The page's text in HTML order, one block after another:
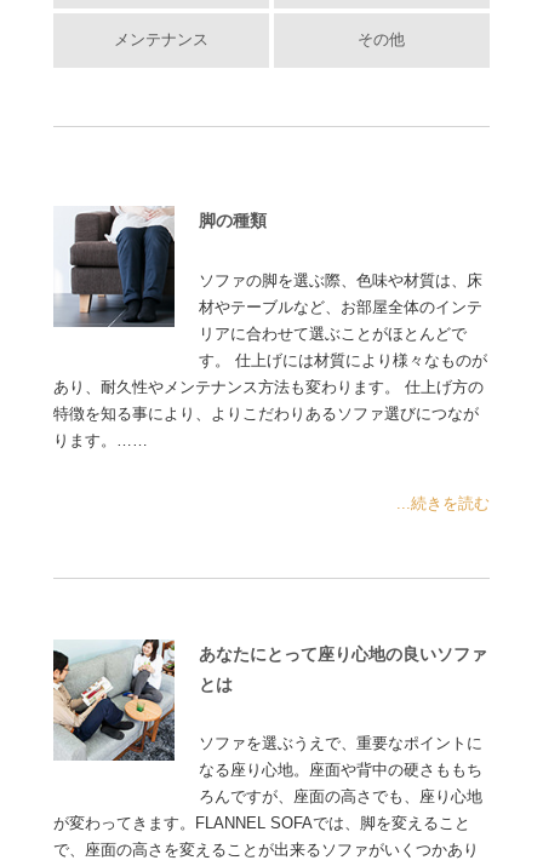
メンテナンス その他
脚の種類
ソファの脚を選ぶ際、色味や材質は、床
材やテーブルなど、お部屋全体のインテ
リアに合わせて選ぶことがほとんどで
す。 仕上げには材質により様々なものが
あり、耐久性やメンテナンス方法も変わります。 仕上げ方の
特徴を知る事により、よりこだわりあるソファ選びにつなが
ります。……
...続きを読む
あなたにとって座り心地の良いソファ
とは
ソファを選ぶうえで、重要なポイントに
なる座り心地。座面や背中の硬さももち
ろんですが、座面の高さでも、座り心地
が変わってきます。FLANNEL SOFAでは、脚を変えること
で、座面の高さを変えることが出来るソファがいくつかあり